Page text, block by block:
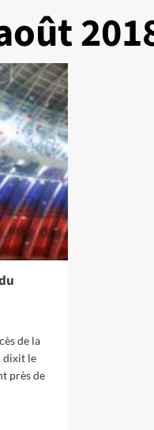
de la
dixit le
près de